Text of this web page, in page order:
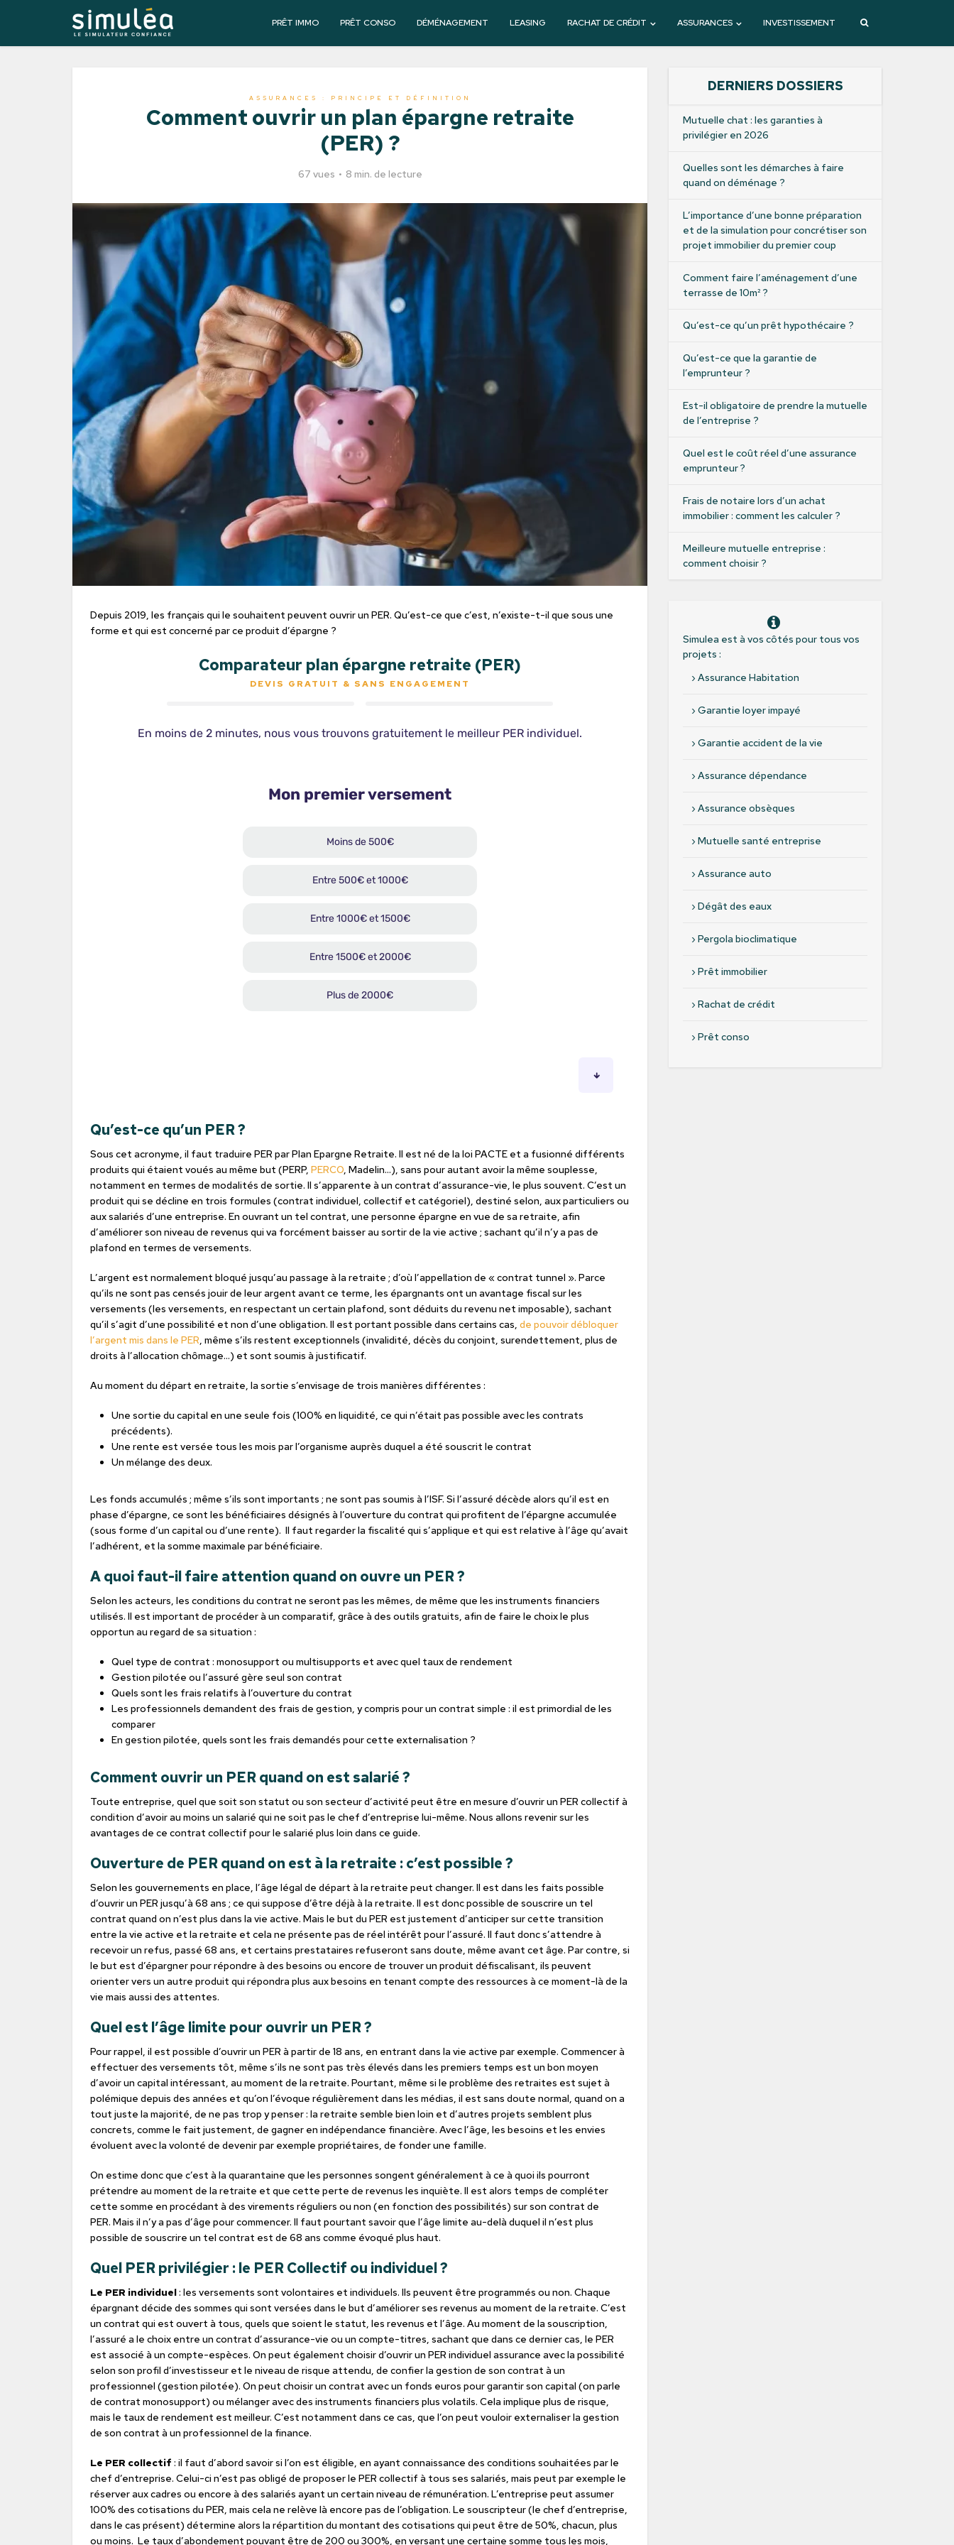
PRÊT IMMO PRÊT CONSO DÉMÉNAGEMENT LEASING RACHAT DE CRÉDIT ASSURANCES INVESTISSEMENT
ASSURANCES : PRINCIPE ET DÉFINITION
Comment ouvrir un plan épargne retraite
(PER) ?
67 vues 8 min. de lecture
Depuis 2019, les français qui le souhaitent peuvent ouvrir un PER. Qu’est-ce que c’est, n’existe-t-il que sous une
forme et qui est concerné par ce produit d’épargne ?
Comparateur plan épargne retraite (PER)
DEVIS GRATUIT & SANS ENGAGEMENT
Qu’est-ce qu’un PER ?
Sous cet acronyme, il faut traduire PER par Plan Epargne Retraite. Il est né de la loi PACTE et a fusionné différents
produits qui étaient voués au même but (PERP, PERCO, Madelin…), sans pour autant avoir la même souplesse,
notamment en termes de modalités de sortie. Il s’apparente à un contrat d’assurance-vie, le plus souvent. C’est un
produit qui se décline en trois formules (contrat individuel, collectif et catégoriel), destiné selon, aux particuliers ou
aux salariés d’une entreprise. En ouvrant un tel contrat, une personne épargne en vue de sa retraite, afin
d’améliorer son niveau de revenus qui va forcément baisser au sortir de la vie active ; sachant qu’il n’y a pas de
plafond en termes de versements.
L’argent est normalement bloqué jusqu’au passage à la retraite ; d’où l’appellation de « contrat tunnel ». Parce
qu’ils ne sont pas censés jouir de leur argent avant ce terme, les épargnants ont un avantage fiscal sur les
versements (les versements, en respectant un certain plafond, sont déduits du revenu net imposable), sachant
qu’il s’agit d’une possibilité et non d’une obligation. Il est portant possible dans certains cas, de pouvoir débloquer
l’argent mis dans le PER, même s’ils restent exceptionnels (invalidité, décès du conjoint, surendettement, plus de
droits à l’allocation chômage…) et sont soumis à justificatif.
Au moment du départ en retraite, la sortie s’envisage de trois manières différentes :
Une sortie du capital en une seule fois (100% en liquidité, ce qui n’était pas possible avec les contrats
précédents).
Une rente est versée tous les mois par l’organisme auprès duquel a été souscrit le contrat
Un mélange des deux.
Les fonds accumulés ; même s’ils sont importants ; ne sont pas soumis à l’ISF. Si l’assuré décède alors qu’il est en
phase d’épargne, ce sont les bénéficiaires désignés à l’ouverture du contrat qui profitent de l’épargne accumulée
(sous forme d’un capital ou d’une rente). Il faut regarder la fiscalité qui s’applique et qui est relative à l’âge qu’avait
l’adhérent, et la somme maximale par bénéficiaire.
A quoi faut-il faire attention quand on ouvre un PER ?
Selon les acteurs, les conditions du contrat ne seront pas les mêmes, de même que les instruments financiers
utilisés. Il est important de procéder à un comparatif, grâce à des outils gratuits, afin de faire le choix le plus
opportun au regard de sa situation :
Quel type de contrat : monosupport ou multisupports et avec quel taux de rendement
Gestion pilotée ou l’assuré gère seul son contrat
Quels sont les frais relatifs à l’ouverture du contrat
Les professionnels demandent des frais de gestion, y compris pour un contrat simple : il est primordial de les
comparer
En gestion pilotée, quels sont les frais demandés pour cette externalisation ?
Comment ouvrir un PER quand on est salarié ?
Toute entreprise, quel que soit son statut ou son secteur d’activité peut être en mesure d’ouvrir un PER collectif à
condition d’avoir au moins un salarié qui ne soit pas le chef d’entreprise lui-même. Nous allons revenir sur les
avantages de ce contrat collectif pour le salarié plus loin dans ce guide.
Ouverture de PER quand on est à la retraite : c’est possible ?
Selon les gouvernements en place, l’âge légal de départ à la retraite peut changer. Il est dans les faits possible
d’ouvrir un PER jusqu’à 68 ans ; ce qui suppose d’être déjà à la retraite. Il est donc possible de souscrire un tel
contrat quand on n’est plus dans la vie active. Mais le but du PER est justement d’anticiper sur cette transition
entre la vie active et la retraite et cela ne présente pas de réel intérêt pour l’assuré. Il faut donc s’attendre à
recevoir un refus, passé 68 ans, et certains prestataires refuseront sans doute, même avant cet âge. Par contre, si
le but est d’épargner pour répondre à des besoins ou encore de trouver un produit défiscalisant, ils peuvent
orienter vers un autre produit qui répondra plus aux besoins en tenant compte des ressources à ce moment-là de la
vie mais aussi des attentes.
Quel est l’âge limite pour ouvrir un PER ?
Pour rappel, il est possible d’ouvrir un PER à partir de 18 ans, en entrant dans la vie active par exemple. Commencer à
effectuer des versements tôt, même s’ils ne sont pas très élevés dans les premiers temps est un bon moyen
d’avoir un capital intéressant, au moment de la retraite. Pourtant, même si le problème des retraites est sujet à
polémique depuis des années et qu’on l’évoque régulièrement dans les médias, il est sans doute normal, quand on a
tout juste la majorité, de ne pas trop y penser : la retraite semble bien loin et d’autres projets semblent plus
concrets, comme le fait justement, de gagner en indépendance financière. Avec l’âge, les besoins et les envies
évoluent avec la volonté de devenir par exemple propriétaires, de fonder une famille.
On estime donc que c’est à la quarantaine que les personnes songent généralement à ce à quoi ils pourront
prétendre au moment de la retraite et que cette perte de revenus les inquiète. Il est alors temps de compléter
cette somme en procédant à des virements réguliers ou non (en fonction des possibilités) sur son contrat de
PER. Mais il n’y a pas d’âge pour commencer. Il faut pourtant savoir que l’âge limite au-delà duquel il n’est plus
possible de souscrire un tel contrat est de 68 ans comme évoqué plus haut.
Quel PER privilégier : le PER Collectif ou individuel ?
Le PER individuel: les versements sont volontaires et individuels. Ils peuvent être programmés ou non. Chaque
épargnant décide des sommes qui sont versées dans le but d’améliorer ses revenus au moment de la retraite. C’est
un contrat qui est ouvert à tous, quels que soient le statut, les revenus et l’âge. Au moment de la souscription,
l’assuré a le choix entre un contrat d’assurance-vie ou un compte-titres, sachant que dans ce dernier cas, le PER
est associé à un compte-espèces. On peut également choisir d’ouvrir un PER individuel assurance avec la possibilité
selon son profil d’investisseur et le niveau de risque attendu, de confier la gestion de son contrat à un
professionnel (gestion pilotée). On peut choisir un contrat avec un fonds euros pour garantir son capital (on parle
de contrat monosupport) ou mélanger avec des instruments financiers plus volatils. Cela implique plus de risque,
mais le taux de rendement est meilleur. C’est notamment dans ce cas, que l’on peut vouloir externaliser la gestion
de son contrat à un professionnel de la finance.
Le PER collectif : il faut d’abord savoir si l’on est éligible, en ayant connaissance des conditions souhaitées par le
chef d’entreprise. Celui-ci n’est pas obligé de proposer le PER collectif à tous ses salariés, mais peut par exemple le
réserver aux cadres ou encore à des salariés ayant un certain niveau de rémunération. L’entreprise peut assumer
100% des cotisations du PER, mais cela ne relève là encore pas de l’obligation. Le souscripteur (le chef d’entreprise,
dans le cas présent) détermine alors la répartition du montant des cotisations qui peut être de 50%, chacun, plus
ou moins. Le taux d’abondement pouvant être de 200 ou 300%, en versant une certaine somme tous les mois,
DERNIERS DOSSIERS
Mutuelle chat : les garanties à
privilégier en 2026
Quelles sont les démarches à faire
quand on déménage ?
L’importance d’une bonne préparation
et de la simulation pour concrétiser son
projet immobilier du premier coup
Comment faire l’aménagement d’une
terrasse de 10m² ?
Qu’est-ce qu’un prêt hypothécaire ?
Qu’est-ce que la garantie de
l’emprunteur ?
Est-il obligatoire de prendre la mutuelle
de l’entreprise ?
Quel est le coût réel d’une assurance
emprunteur ?
Frais de notaire lors d’un achat
immobilier : comment les calculer ?
Meilleure mutuelle entreprise :
comment choisir ?
Simulea est à vos côtés pour tous vos
projets :
› Assurance Habitation
› Garantie loyer impayé
› Garantie accident de la vie
› Assurance dépendance
› Assurance obsèques
› Mutuelle santé entreprise
› Assurance auto
› Dégât des eaux
› Pergola bioclimatique
› Prêt immobilier
› Rachat de crédit
› Prêt conso